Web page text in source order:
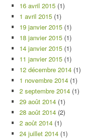
16 avril 2015 (1)
1 avril 2015 (1)
19 janvier 2015 (1)
18 janvier 2015 (1)
14 janvier 2015 (1)
11 janvier 2015 (1)
12 décembre 2014 (1)
1 novembre 2014 (1)
2 septembre 2014 (1)
29 août 2014 (1)
28 août 2014 (2)
2 août 2014 (1)
24 juillet 2014 (1)